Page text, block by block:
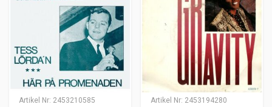
Artikel Nr: 2453210585 Artikel Nr: 2453194280